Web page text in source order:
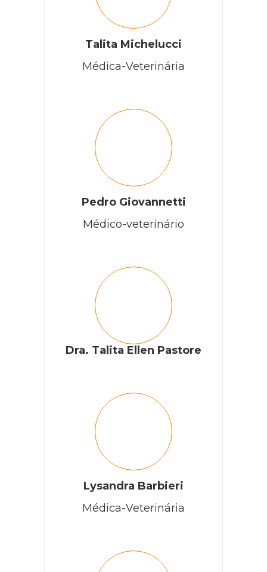
Talita Michelucci
Médica-Veterinária
Pedro Giovannetti
Médico-veterinário
Dra. Talita Ellen Pastore
Lysandra Barbieri
Médica-Veterinária